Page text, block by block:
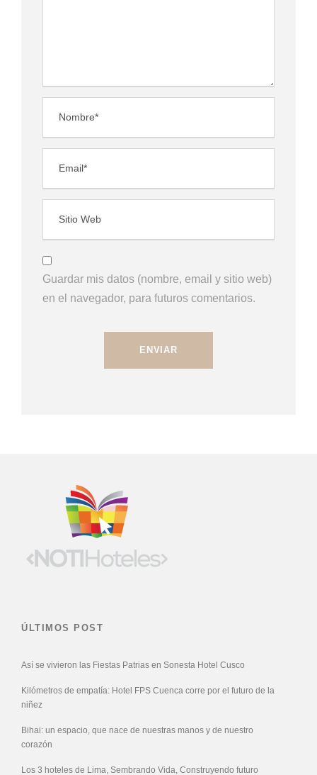
Guardar mis datos (nombre, email y sitio web)
en el navegador, para futuros comentarios.
ÚLTIMOS POST
Así se vivieron las Fiestas Patrias en Sonesta Hotel Cusco
Kilómetros de empatía: Hotel FPS Cuenca corre por el futuro de la
niñez
Bihai: un espacio, que nace de nuestras manos y de nuestro
corazón
Los 3 hoteles de Lima, Sembrando Vida, Construyendo futuro